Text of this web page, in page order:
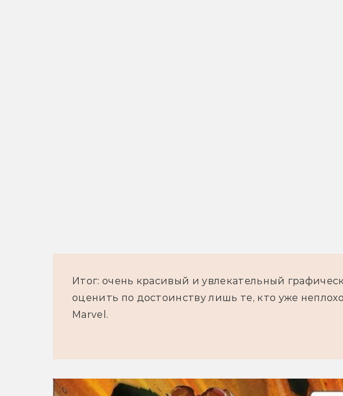
Итог: очень красивый и увлекательный
оценить по достоинству лишь те, кто уже
Marvel.